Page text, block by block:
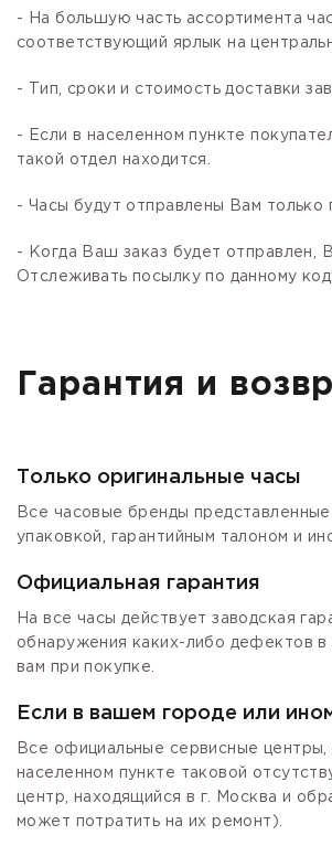
- На большую часть ассортимента
соответствующий ярлык на
- Тип, сроки и стоимость доставки
- Если в населенном пункте
такой отдел находится.
- Часы будут отправлены Вам только
- Когда Ваш заказ будет отправлен,
Отслеживать посылку по данному
Гарантия и
Только оригинальные часы
Все часовые бренды
упаковкой, гарантийным талоном и
Официальная гарантия
На все часы действует заводская
обнаружения каких-либо дефектов в
вам при покупке.
Если в вашем городе или
Все официальные сервисные
населенном пункте таковой
центр, находящийся в г. Москва и
может потратить на их ремонт).